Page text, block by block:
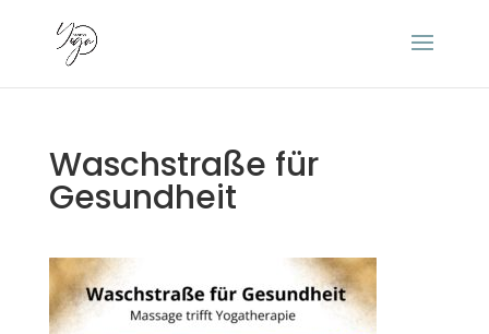
Waschstraße für
Gesundheit